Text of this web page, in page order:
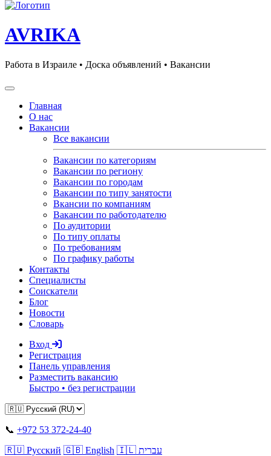
AVRIKA
Работа в Израиле • Доска объявлений • Вакансии
Главная
О нас
Вакансии
Все вакансии
Вакансии по категориям
Вакансии по региону
Вакансии по городам
Вакансии по типу занятости
Вкансии по компаниям
Вакансии по работодателю
По аудитории
По типу оплаты
По требованиям
По графику работы
Контакты
Специалисты
Соискатели
Блог
Новости
Словарь
Вход
Регистрация
Панель управления
Разместить вакансию
Быстро • без регистрации
📞 +972 53 372-24-40
🇷🇺 Русский 🇬🇧 English 🇮🇱 עברית